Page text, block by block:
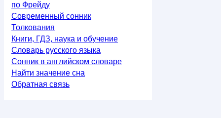
по Фрейду
Современный сонник
Толкования
Книги, ГДЗ, наука и обучение
Словарь русского языка
Сонник в английском словаре
Найти значение сна
Обратная связь